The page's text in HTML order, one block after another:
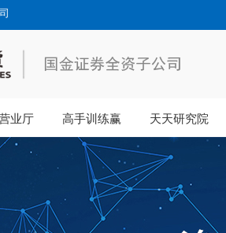
业厅 高手训练赢 天天研究院